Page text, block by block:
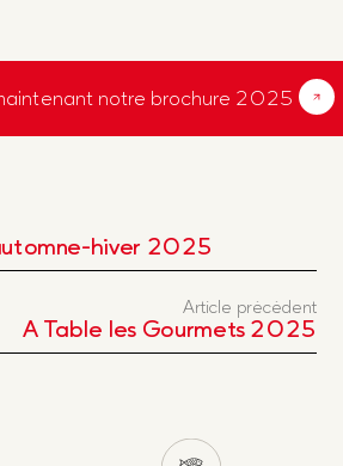
notre brochure 2025
Article précédent
A Table les Gourmets 2025
hiver 2025